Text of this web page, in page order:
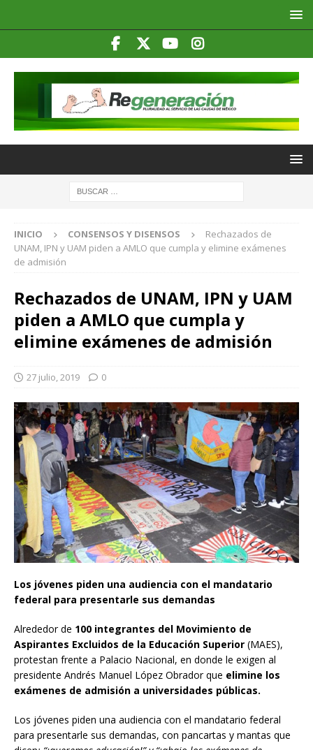
INICIO CONSENSOS Y DISENSOS
Rechazados de
UNAM, IPN y UAM piden a AMLO que cumpla y elimine exámenes
de admisión
Rechazados de UNAM, IPN y UAM
piden a AMLO que cumpla y
elimine exámenes de admisión
27 julio, 2019 0
Los jóvenes piden una audiencia con el mandatario
federal para presentarle sus demandas
Alrededor de 100 integrantes del Movimiento de
Aspirantes Excluidos de la Educación Superior (MAES),
protestan frente a Palacio Nacional, en donde le exigen al
presidente Andrés Manuel López Obrador que elimine los
exámenes de admisión a universidades públicas.
Los jóvenes piden una audiencia con el mandatario federal
para presentarle sus demandas, con pancartas y mantas que